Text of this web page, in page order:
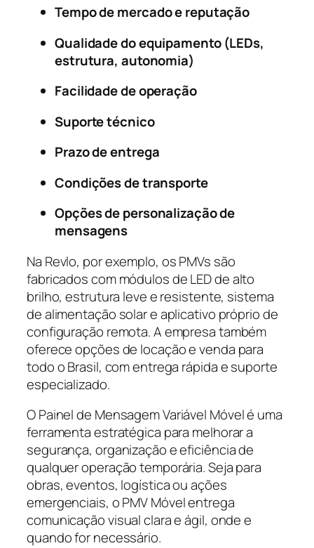
Tempo de mercado e reputação
Qualidade do equipamento (LEDs,
estrutura, autonomia)
Facilidade de operação
Suporte técnico
Prazo de entrega
Condições de transporte
Opções de personalização de
mensagens
Na Revlo, por exemplo, os PMVs são
fabricados com módulos de LED de alto
brilho, estrutura leve e resistente, sistema
de alimentação solar e aplicativo próprio de
configuração remota. A empresa também
oferece opções de locação e venda para
todo o Brasil, com entrega rápida e suporte
especializado.
O Painel de Mensagem Variável Móvel é uma
ferramenta estratégica para melhorar a
segurança, organização e eficiência de
qualquer operação temporária. Seja para
obras, eventos, logística ou ações
emergenciais, o PMV Móvel entrega
comunicação visual clara e ágil, onde e
quando for necessário.